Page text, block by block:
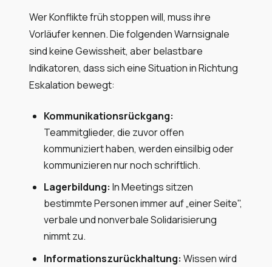
Wer Konflikte früh stoppen will, muss ihre
Vorläufer kennen. Die folgenden Warnsignale
sind keine Gewissheit, aber belastbare
Indikatoren, dass sich eine Situation in Richtung
Eskalation bewegt:
Kommunikationsrückgang:
Teammitglieder, die zuvor offen
kommuniziert haben, werden einsilbig oder
kommunizieren nur noch schriftlich.
Lagerbildung: In Meetings sitzen
bestimmte Personen immer auf „einer Seite",
verbale und nonverbale Solidarisierung
nimmt zu.
Informationszurückhaltung: Wissen wird